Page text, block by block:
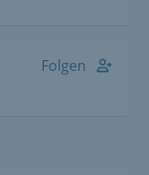
Folgen